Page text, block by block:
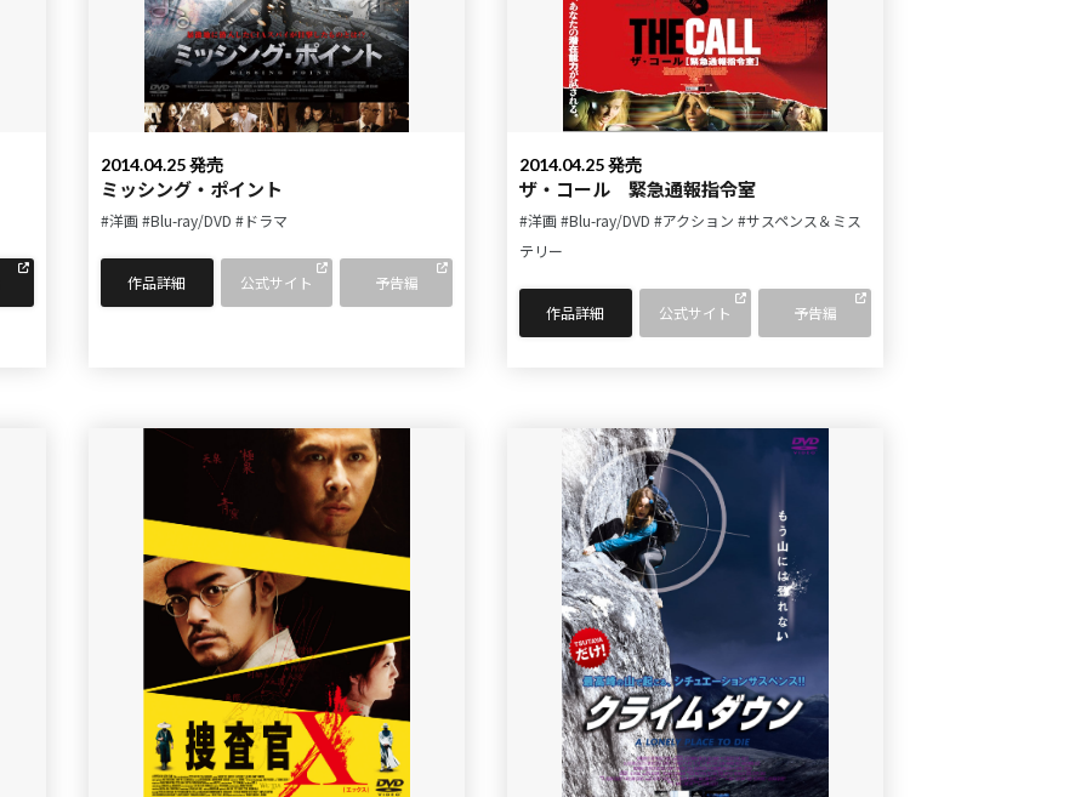
2014.04.25 発売
ミッシング・ポイント
#洋画 #Blu-ray/DVD #ドラマ
作品詳細 公式サイト 予告編
2014.04.25 発売
ザ・コール 緊急通報指令室
#洋画 #Blu-ray/DVD #アクション #サスペンス＆ミス
テリー
作品詳細 公式サイト 予告編